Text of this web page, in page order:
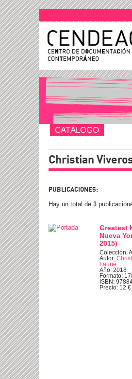
CATÁLOGO
Christian
PUBLICACIONES:
Hay un total de 1
Greatest
Nueva
2015)
Colección:
Autor:
Fauné
Año: 2018
Formato:
ISBN:
Precio: 12 €